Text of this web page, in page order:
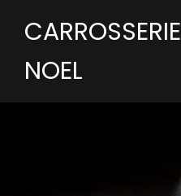
CARROSSERIE
NOEL